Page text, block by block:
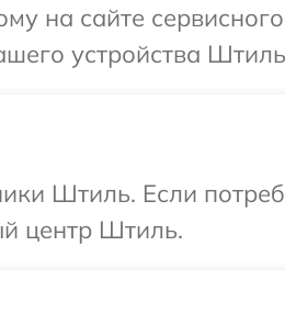
на сайте
устройства
Штиль. Если
центр Штиль.